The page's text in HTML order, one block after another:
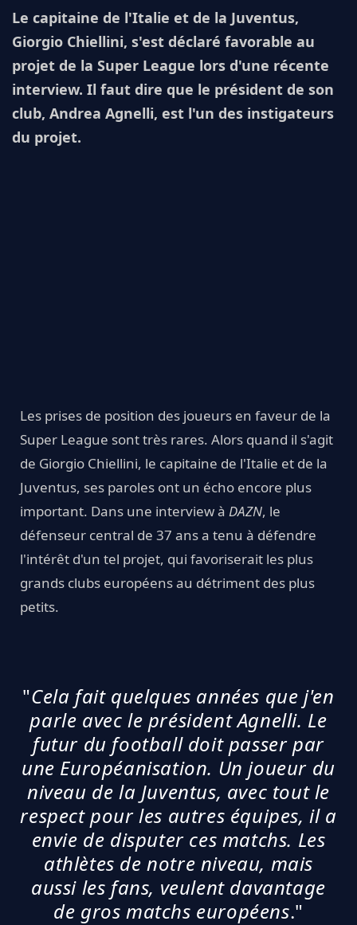
Le capitaine de l'Italie et de la Juventus,
Giorgio Chiellini, s'est déclaré favorable au
projet de la Super League lors d'une récente
interview. Il faut dire que le président de son
club, Andrea Agnelli, est l'un des instigateurs
du projet.
Les prises de position des joueurs en faveur de la
Super League sont très rares. Alors quand il s'agit
de Giorgio Chiellini, le capitaine de l'Italie et de la
Juventus, ses paroles ont un écho encore plus
important. Dans une interview à DAZN, le
défenseur central de 37 ans a tenu à défendre
l'intérêt d'un tel projet, qui favoriserait les plus
grands clubs européens au détriment des plus
petits.
"Cela fait quelques années que j'en
parle avec le président Agnelli. Le
futur du football doit passer par
une Européanisation. Un joueur du
niveau de la Juventus, avec tout le
respect pour les autres équipes, il a
envie de disputer ces matchs. Les
athlètes de notre niveau, mais
aussi les fans, veulent davantage
de gros matchs européens."